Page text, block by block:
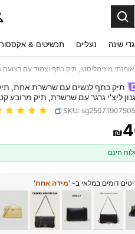
שינה נעליים תכשיטים &
מינימליסטי, תיק כתף וצמוד עם
תיק כתף לנשים עם שרשרת אחת,
ליצ'י גרגר עם שרשרת, תיק מרובע
תיק כתף וצמוד עם רצועה נשלפת
SKU:
₪
חינם
דומים במלאי ב- 'מידה אחת'